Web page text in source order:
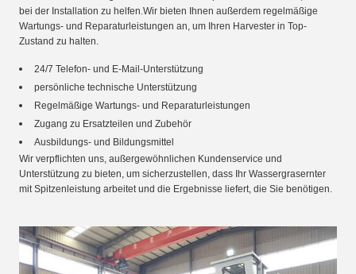
bei der Installation zu helfen.Wir bieten Ihnen außerdem regelmäßige
Wartungs- und Reparaturleistungen an, um Ihren Harvester in Top-
Zustand zu halten.
24/7 Telefon- und E-Mail-Unterstützung
persönliche technische Unterstützung
Regelmäßige Wartungs- und Reparaturleistungen
Zugang zu Ersatzteilen und Zubehör
Ausbildungs- und Bildungsmittel
Wir verpflichten uns, außergewöhnlichen Kundenservice und
Unterstützung zu bieten, um sicherzustellen, dass Ihr Wassergrasernter
mit Spitzenleistung arbeitet und die Ergebnisse liefert, die Sie benötigen.